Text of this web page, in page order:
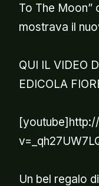
To The Moon”
mostrava il
QUI IL VIDEO
EDICOLA
Un bel regalo